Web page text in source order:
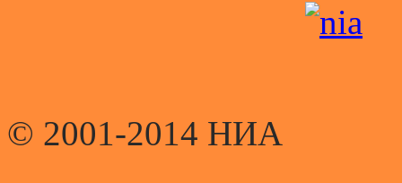
© 2001-2014 НИА